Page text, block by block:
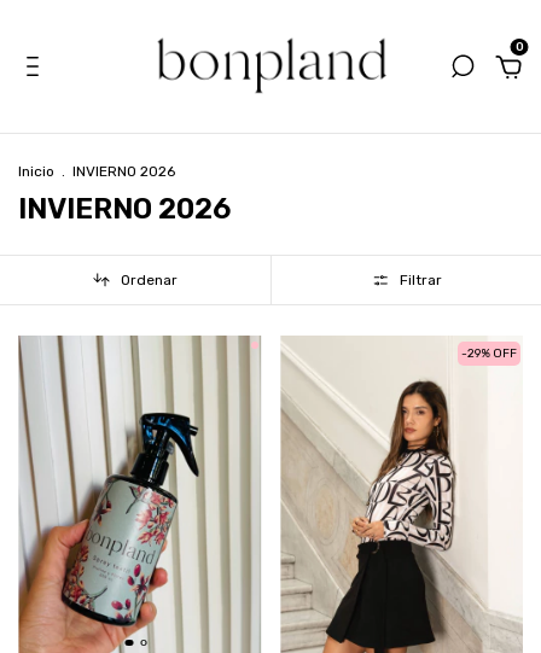
0
Inicio . INVIERNO 2026
INVIERNO 2026
Ordenar Filtrar
-29% OFF